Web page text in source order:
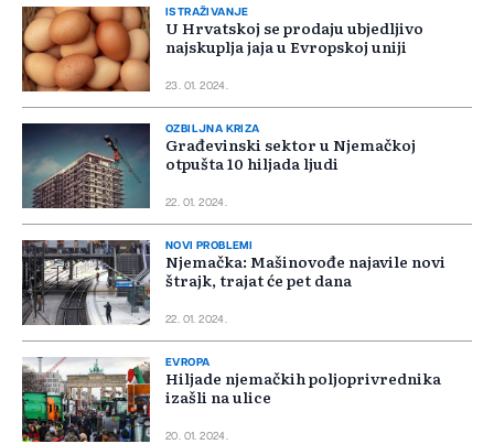
ISTRAŽIVANJE
U Hrvatskoj se prodaju ubjedljivo
najskuplja jaja u Evropskoj uniji
23. 01. 2024.
OZBILJNA KRIZA
Građevinski sektor u Njemačkoj
otpušta 10 hiljada ljudi
22. 01. 2024.
NOVI PROBLEMI
Njemačka: Mašinovođe najavile novi
štrajk, trajat će pet dana
22. 01. 2024.
EVROPA
Hiljade njemačkih poljoprivrednika
izašli na ulice
20. 01. 2024.